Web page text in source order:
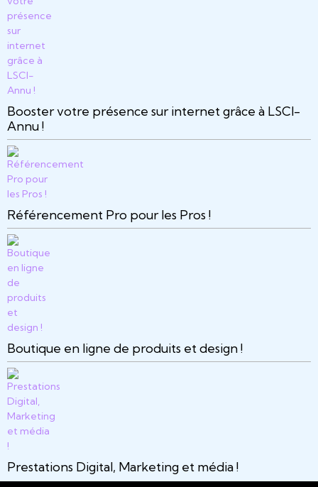
Booster votre présence sur internet grâce à LSCI-
Annu !
Référencement Pro pour les Pros !
Boutique en ligne de produits et design !
Prestations Digital, Marketing et média !